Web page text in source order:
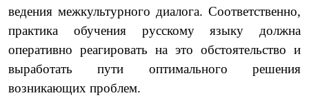
ведения межкультурного диалога. Соответственно,
практика обучения русскому языку должна
оперативно реагировать на это обстоятельство и
выработать пути оптимального решения
возникающих проблем.